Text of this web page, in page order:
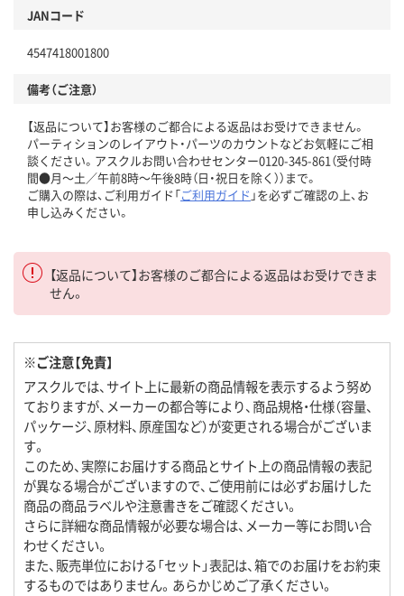
JANコード
4547418001800
備考（ご注意）
【返品について】お客様のご都合による返品はお受けできません。
パーティションのレイアウト・パーツのカウントなどお気軽にご相
談ください。アスクルお問い合わせセンター0120-345-861（受付時
間●月～土／午前8時～午後8時（日・祝日を除く））まで。
ご購入の際は、ご利用ガイド「ご利用ガイド 」を必ずご確認の上、お
申し込みください。
【返品について】お客様のご都合による返品はお受けできま
せん。
※ご注意【免責】
アスクルでは、サイト上に最新の商品情報を表示するよう努め
ておりますが、メーカーの都合等により、商品規格・仕様（容量、
パッケージ、原材料、原産国など）が変更される場合がございま
す。
このため、実際にお届けする商品とサイト上の商品情報の表記
が異なる場合がございますので、ご使用前には必ずお届けした
商品の商品ラベルや注意書きをご確認ください。
さらに詳細な商品情報が必要な場合は、メーカー等にお問い合
わせください。
また、販売単位における「セット」表記は、箱でのお届けをお約束
するものではありません。あらかじめご了承ください。